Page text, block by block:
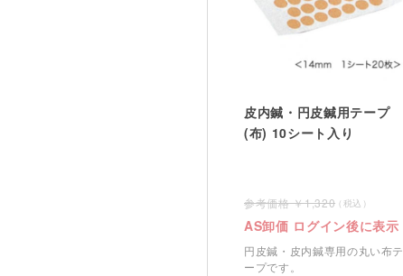
皮内鍼・円皮鍼用テープ
(布) 10シート入り
1,320
AS卸価 ログイン後に表示
円皮鍼・皮内鍼専用の丸い布テ
ープです。